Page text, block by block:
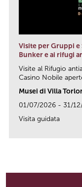
Visite per Gruppi e
Bunker e ai rifugi
Visite al Rifugio
Casino Nobile
Musei di Villa
01/07/2026 - 31/
Visita guidata